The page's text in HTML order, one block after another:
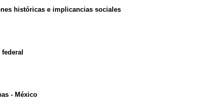
históricas e implicancias sociales
- México